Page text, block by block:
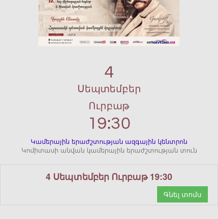
4
Սեպտեմբեր
Ուրբաթ
19:30
Կամերային երաժշտության ազգային կենտրոն
Կոմիտասի անվան կամերային երաժշտության տուն
4 Սեպտեմբեր Ուրբաթ 19:30
Գնել տոմս